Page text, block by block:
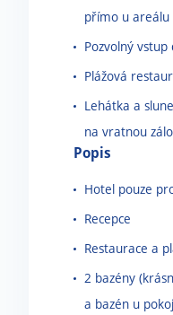
přímo u areálu
Pozvolný
Plážová
Lehátka a
na vratnou
Popis
Hotel pouze
Recepce
Restaurace a
2 bazény
a bazén u